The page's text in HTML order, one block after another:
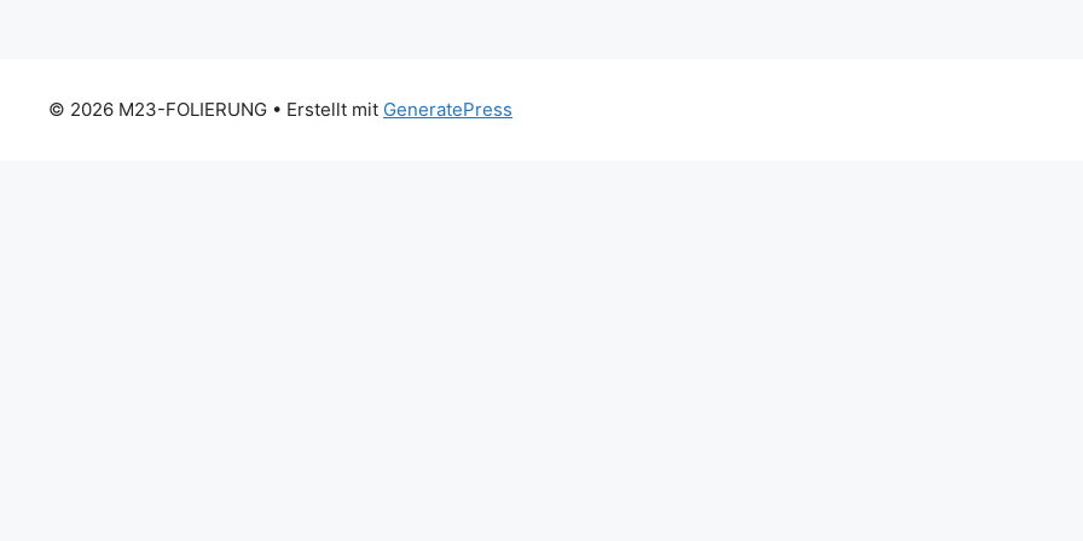
© 2026 M23-FOLIERUNG • Erstellt mit GeneratePress